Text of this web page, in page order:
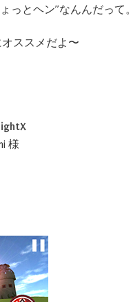
っとヘン”なんんだって。
オススメだよ〜
様